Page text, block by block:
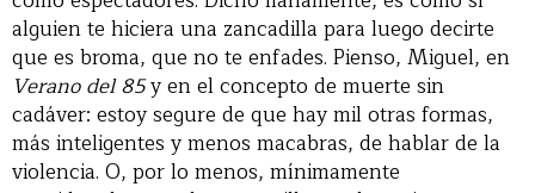
alguien te hiciera una zancadilla para luego decirte
que es broma, que no te enfades. Pienso, Miguel, en
Verano del 85y en el concepto de muerte sin
cadáver: estoy segure de que hay mil otras formas,
más inteligentes y menos macabras, de hablar de la
violencia. O, por lo menos, mínimamente